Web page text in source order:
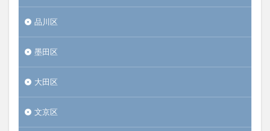
品川区
墨田区
大田区
文京区